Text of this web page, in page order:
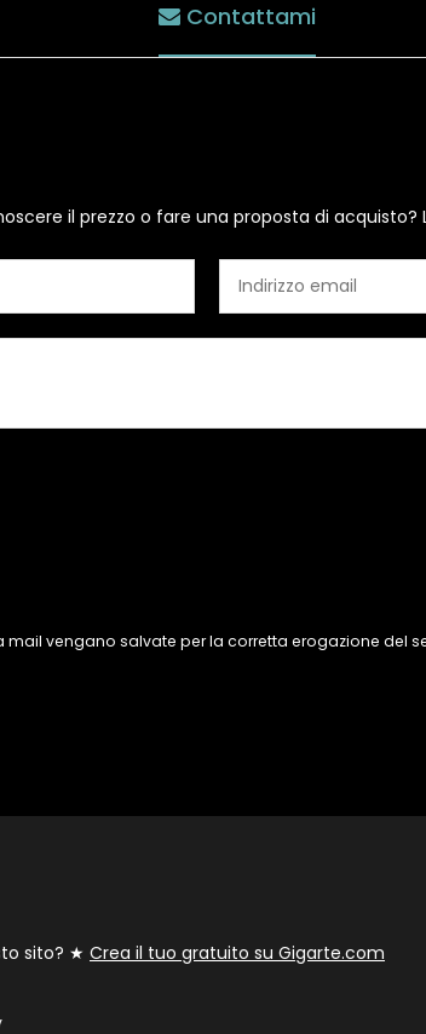
Contattami
il prezzo o fare una proposta di
vengano salvate per la corretta erogazione del
sito? ★ Crea il tuo gratuito su Gigarte.com